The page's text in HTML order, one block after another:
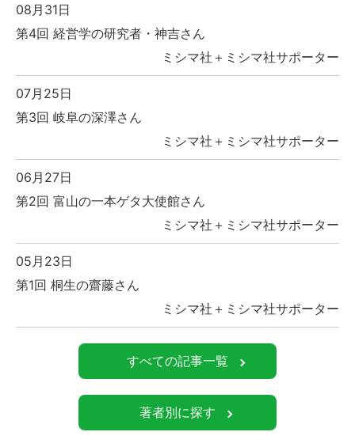
08月31日
第4回 経営学の研究者・神吉さん
ミシマ社＋ミシマ社サポーター
07月25日
第3回 岐阜の深澤さん
ミシマ社＋ミシマ社サポーター
06月27日
第2回 富山の一本ゲタ大使館さん
ミシマ社＋ミシマ社サポーター
05月23日
第1回 桐生の齋藤さん
ミシマ社＋ミシマ社サポーター
すべての記事一覧
著者別に探す